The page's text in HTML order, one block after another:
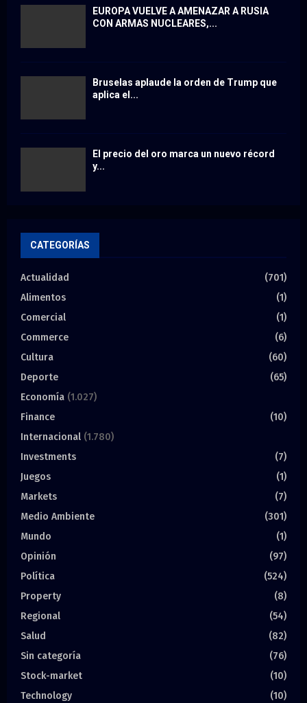
EUROPA VUELVE A AMENAZAR A RUSIA
CON ARMAS NUCLEARES,...
Bruselas aplaude la orden de Trump que
aplica el...
El precio del oro marca un nuevo récord
y...
CATEGORÍAS
Actualidad
(701)
Alimentos
(1)
Comercial
(1)
Commerce
(6)
Cultura
(60)
Deporte
(65)
Economía (1.027)
Finance
(10)
Internacional (1.780)
Investments
(7)
Juegos
(1)
Markets
(7)
Medio Ambiente
(301)
Mundo
(1)
Opinión
(97)
Política
(524)
Property
(8)
Regional
(54)
Salud
(82)
Sin categoría
(76)
Stock-market
(10)
Technology
(10)